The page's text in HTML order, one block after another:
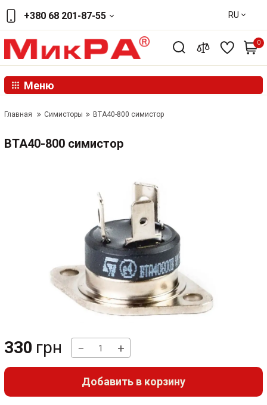
+380 68 201-87-55 RU
0
Меню
Главная Симисторы ВТА40-800 симистор
ВТА40-800 симистор
330 грн − +
Добавить в корзину